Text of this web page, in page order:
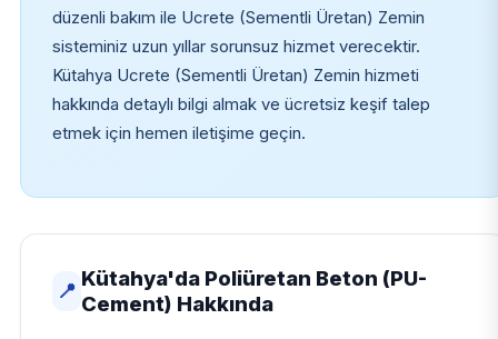
düzenli bakım ile Ucrete (Sementli Üretan) Zemin
sisteminiz uzun yıllar sorunsuz hizmet verecektir.
Kütahya Ucrete (Sementli Üretan) Zemin hizmeti
hakkında detaylı bilgi almak ve ücretsiz keşif talep
etmek için hemen iletişime geçin.
📍
Kütahya'da Poliüretan Beton (PU-
Cement) Hakkında